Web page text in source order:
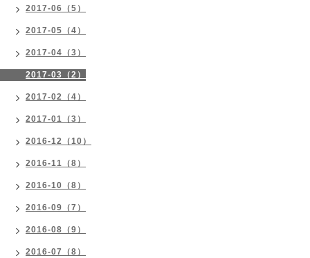
2017-06（5）
2017-05（4）
2017-04（3）
2017-03（2）
2017-02（4）
2017-01（3）
2016-12（10）
2016-11（8）
2016-10（8）
2016-09（7）
2016-08（9）
2016-07（8）